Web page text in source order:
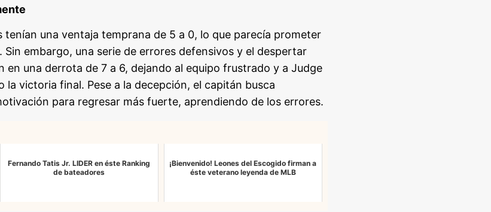
tenían una ventaja temprana de 5 a 0, lo que parecía prometer
embargo, una serie de errores defensivos y el despertar
en una derrota de 7 a 6, dejando al equipo frustrado y a Judge
la victoria final. Pese a la decepción, el capitán busca
para regresar más fuerte, aprendiendo de los errores.
Fernando Tatis Jr. LIDER en éste Ranking
de bateadores
¡Bienvenido! Leones del Escogido firman a
éste veterano leyenda de MLB